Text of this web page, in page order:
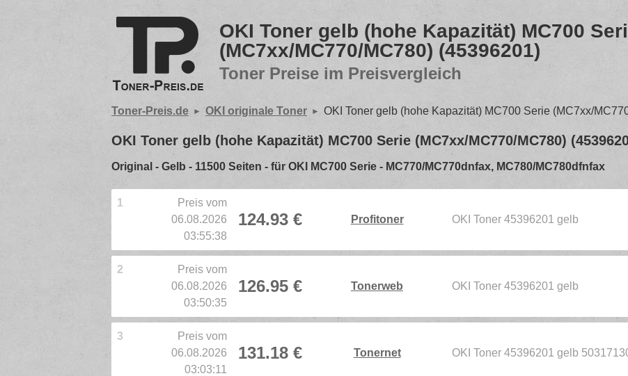
OKI Toner gelb (hohe Kapazität) MC700
(MC7xx/MC770/MC780) (45396201)
Toner Preise im Preisvergleich
Toner-Preis.de OKI originale Toner OKI Toner gelb (hohe Kapazität) MC700 Serie (MC7xx/
OKI Toner gelb (hohe Kapazität) MC700 Serie (MC7xx/MC770/MC780)
Original - Gelb - 11500 Seiten - für OKI MC700 Serie - MC770/MC770dnfax, MC780/MC780dfnfax
1
Preis vom
06.08.2026
03:55:38
124.93 € Profitoner OKI Toner 45396201 gelb
2
Preis vom
06.08.2026
03:50:35
126.95 € Tonerweb OKI Toner 45396201 gelb
3
Preis vom
06.08.2026
03:03:11
131.18 € Tonernet OKI Toner 45396201 gelb